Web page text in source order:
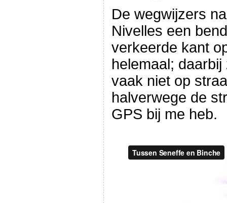
De wegwijzers
Nivelles een
verkeerde kant
helemaal;
vaak niet op
halverwege de
GPS bij me heb.